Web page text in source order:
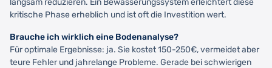
langsam reduzieren. Ein Bewässerungssystem erleichtert diese
kritische Phase erheblich und ist oft die Investition wert.
Brauche ich wirklich eine Bodenanalyse?
Für optimale Ergebnisse: ja. Sie kostet 150-250€, vermeidet aber
teure Fehler und jahrelange Probleme. Gerade bei schwierigen